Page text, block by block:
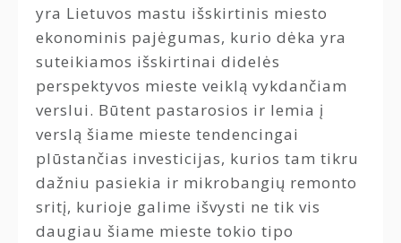
yra Lietuvos mastu išskirtinis miesto
ekonominis pajėgumas, kurio dėka yra
suteikiamos išskirtinai didelės
perspektyvos mieste veiklą vykdančiam
verslui. Būtent pastarosios ir lemia į
verslą šiame mieste tendencingai
plūstančias investicijas, kurios tam tikru
dažniu pasiekia ir mikrobangių remonto
sritį, kurioje galime išvysti ne tik vis
daugiau šiame mieste tokio tipo